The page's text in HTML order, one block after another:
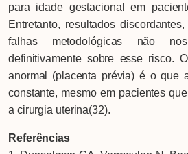
para idade gestacional em
Entretanto, resultados
falhas metodológicas não
definitivamente sobre esse risco.
anormal (placenta prévia) é o que
constante, mesmo em pacientes
a cirurgia uterina(32).
Referências